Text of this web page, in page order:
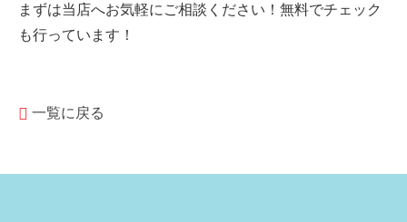
まずは当店へお気軽にご相談ください！無料でチェック
も行っています！
一覧に戻る